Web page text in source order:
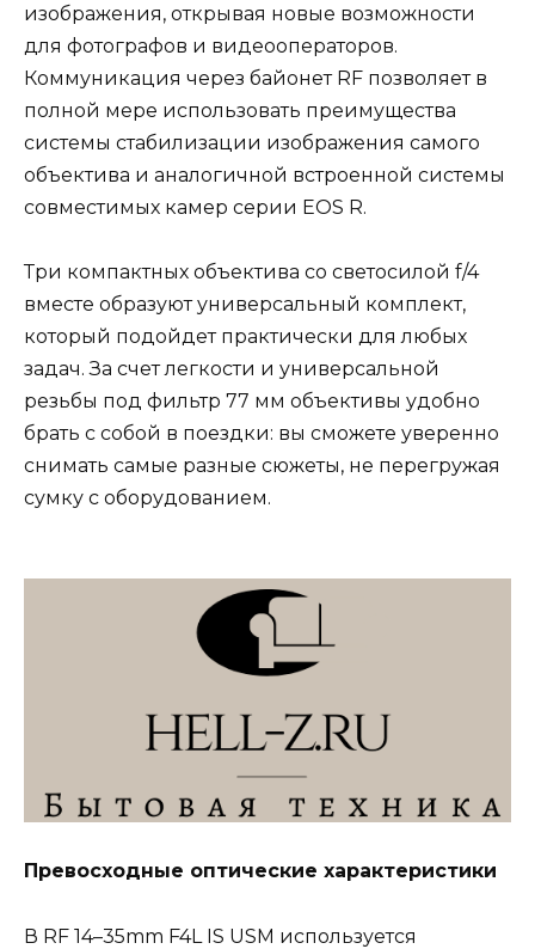
изображения, открывая новые возможности
для фотографов и видеооператоров.
Коммуникация через байонет RF позволяет в
полной мере использовать преимущества
системы стабилизации изображения самого
объектива и аналогичной встроенной системы
совместимых камер серии EOS R.
Три компактных объектива со светосилой f/4
вместе образуют универсальный комплект,
который подойдет практически для любых
задач. За счет легкости и универсальной
резьбы под фильтр 77 мм объективы удобно
брать с собой в поездки: вы сможете уверенно
снимать самые разные сюжеты, не перегружая
сумку с оборудованием.
Превосходные оптические характеристики
В RF 14–35mm F4L IS USM используется